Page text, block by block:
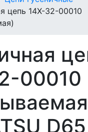
цепь 14X-32-00010
00010
D65